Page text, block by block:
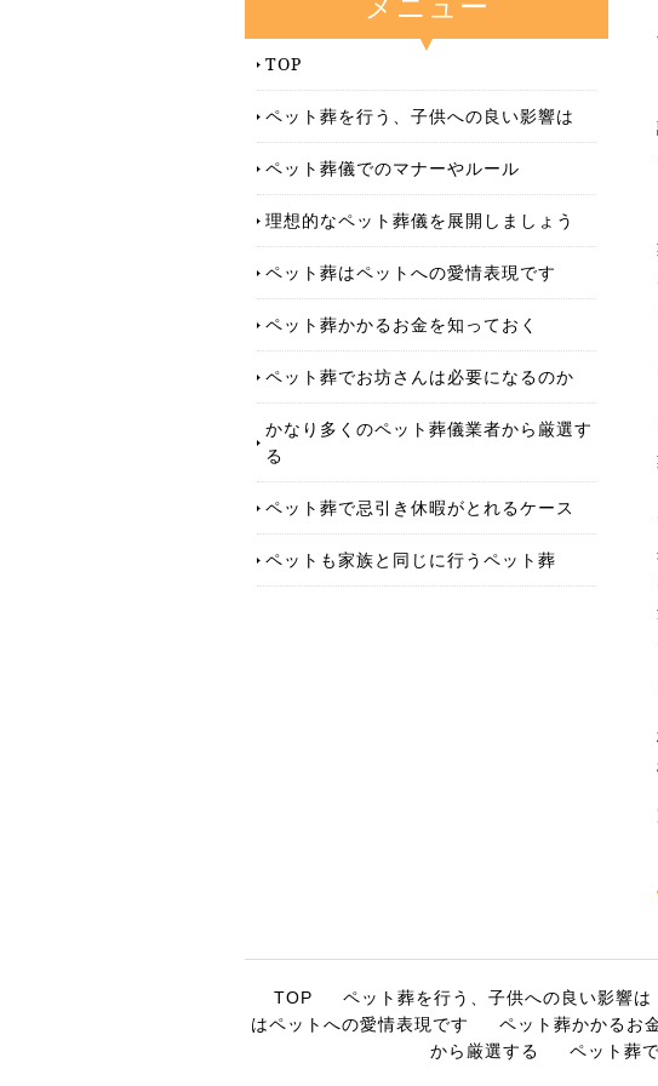
TOP
ペット葬を行う、子供への良い影響は
ペット葬儀でのマナーやルール
理想的なペット葬儀を展開しましょう
ペット葬はペットへの愛情表現です
ペット葬かかるお金を知っておく
ペット葬でお坊さんは必要になるのか
かなり多くのペット葬儀業者から厳選す
る
ペット葬で忌引き休暇がとれるケース
ペットも家族と同じに行うペット葬
TOP ペット葬を行う、子供への良い影響は
はペットへの愛情表現です
ペット葬かかるお
から厳選する
ペット葬